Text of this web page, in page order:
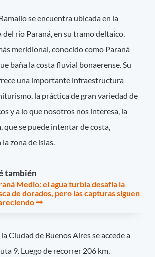
se encuentra ubicada en la
del río Paraná, en su tramo deltaico,
meridional, conocido como Paraná
baña la costa fluvial bonaerense. Su
una importante infraestructura
la práctica de gran variedad de
y a lo que nosotros nos interesa, la
que se puede intentar de costa,
zona de islas.
también
Medio: el agua turbia desafía la
de dorados, pero las capturas siguen
Ciudad de Buenos Aires se accede a
9. Luego de recorrer 206 km,